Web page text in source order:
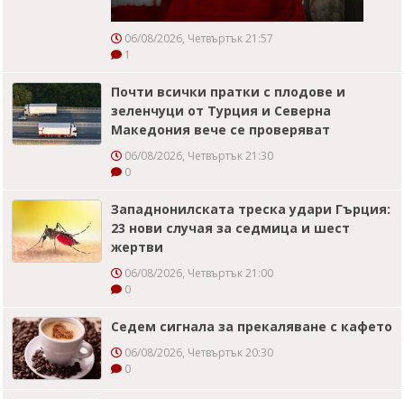
06/08/2026, Четвъртък 21:57
1
Почти всички пратки с плодове и
зеленчуци от Турция и Северна
Македония вече се проверяват
06/08/2026, Четвъртък 21:30
0
Западнонилската треска удари Гърция:
23 нови случая за седмица и шест
жертви
06/08/2026, Четвъртък 21:00
0
Седем сигнала за прекаляване с кафето
06/08/2026, Четвъртък 20:30
0